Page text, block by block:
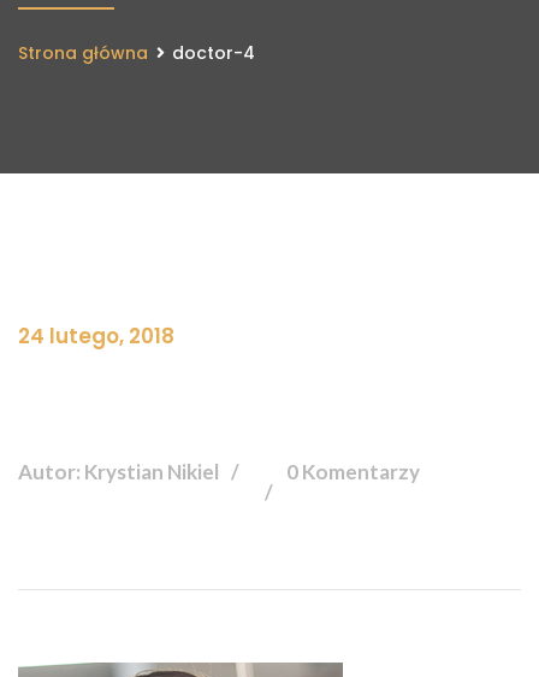
Strona główna doctor-4
24 lutego, 2018
Autor: Krystian Nikiel 0 Komentarzy